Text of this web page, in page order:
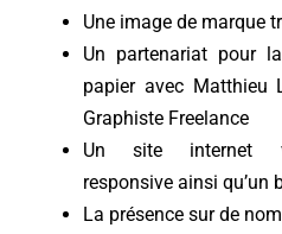
Une image de marque
Un partenariat pour
papier avec Matthieu
Graphiste Freelance
Un site internet
responsive ainsi qu’un
La présence sur de